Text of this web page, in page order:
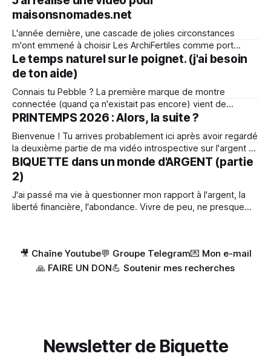
maisonsnomades.net
L'année dernière, une cascade de jolies circonstances
m'ont emmené à choisir Les ArchiFertiles comme port
d'attache pour continuer mon aventure d'invention de
maison démontable. Yves et Sandra ont initié ce lieu de vie
et d'expérimentation autour de l'habitat
Le temps naturel sur le poignet. (j'ai besoin
de ton aide)
Connais tu Pebble ? La première marque de montre
connectée (quand ça n'existait pas encore) vient de
ressusciter. Ils font des montres très minimalistes
dure au moins deux semaines (au lieu de 1 jour sur les
autres). C'est
PRINTEMPS 2026 : Alors, la suite ?
Bienvenue ! Tu arrives probablement ici après avoir regardé
la deuxième partie de ma vidéo introspective sur l'argent et
l'abondance. J'espère que cette portion de mon histoire
t'aura inspiré quelque chose d'utile. Si c'est ta première
visite ici, sache
BIQUETTE dans un monde d'ARGENT (partie
2)
J'ai passé ma vie à questionner mon rapport à l'argent, la
liberté financière, l'abondance. Vivre de peu, ne presque
🎥 Chaîne Youtube💬 Groupe Telegram💌 Mon e-mail
🙏 FAIRE UN DON💪 Soutenir mes recherches
Newsletter de Biquette